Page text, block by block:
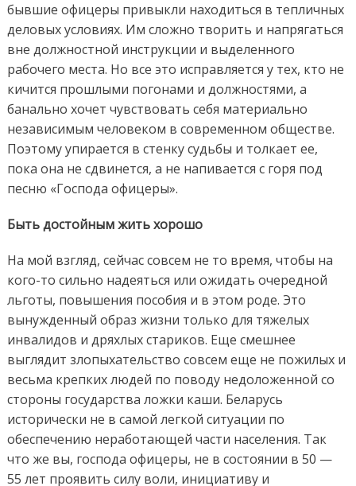
бывшие офицеры привыкли находиться в тепличных
деловых условиях. Им сложно творить и напрягаться
вне должностной инструкции и выделенного
рабочего места. Но все это исправляется у тех, кто не
кичится прошлыми погонами и должностями, а
банально хочет чувствовать себя материально
независимым человеком в современном обществе.
Поэтому упирается в стенку судьбы и толкает ее,
пока она не сдвинется, а не напивается с горя под
песню «Господа офицеры».
Быть достойным жить хорошо
На мой взгляд, сейчас совсем не то время, чтобы на
кого-то сильно надеяться или ожидать очередной
льготы, повышения пособия и в этом роде. Это
вынужденный образ жизни только для тяжелых
инвалидов и дряхлых стариков. Еще смешнее
выглядит злопыхательство совсем еще не пожилых и
весьма крепких людей по поводу недоложенной со
стороны государства ложки каши. Беларусь
исторически не в самой легкой ситуации по
обеспечению неработающей части населения. Так
что же вы, господа офицеры, не в состоянии в 50 —
55 лет проявить силу воли, инициативу и